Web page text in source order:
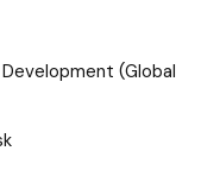
(Global